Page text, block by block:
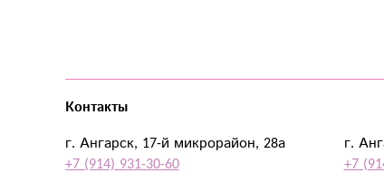
Контакты
г. Ангарск, 17-й микрорайон, 28а
+7 (914) 931-30-60
г.
+7